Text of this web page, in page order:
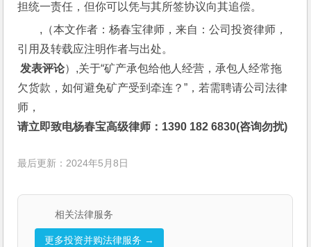
担统一责任，但你可以凭与其所签协议向其追偿。
,（本文作者：杨春宝律师，来自：公司投资律师，
引用及转载应注明作者与出处。
发表评论）,关于“矿产承包给他人经营，承包人经常拖
欠货款，如何避免矿产受到牵连？”，若需聘请公司法律
师，
请立即致电杨春宝高级律师：1390 182 6830(咨询勿扰)
最后更新：2024年5月8日
相关法律服务
更多投资并购法律服务 →